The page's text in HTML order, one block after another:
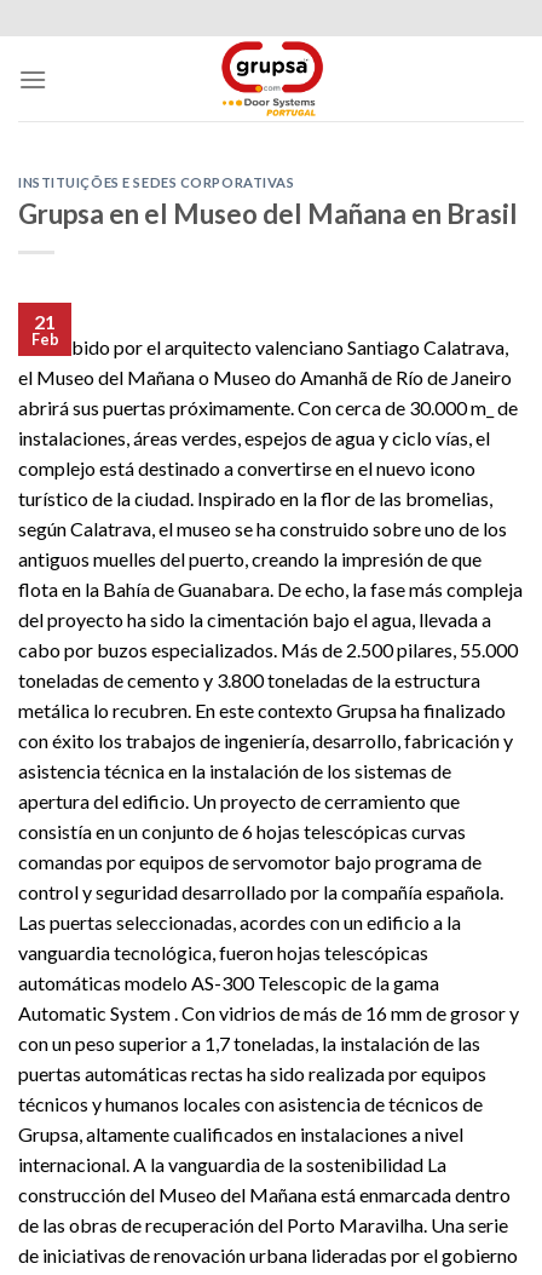
to
content
INSTITUIÇÕES E SEDES CORPORATIVAS
Grupsa en el Museo del Mañana en Brasil
21
Feb
Concebido por el arquitecto valenciano Santiago Calatrava,
el Museo del Mañana o Museo do Amanhã de Río de Janeiro
abrirá sus puertas próximamente. Con cerca de 30.000 m_ de
instalaciones, áreas verdes, espejos de agua y ciclo vías, el
complejo está destinado a convertirse en el nuevo icono
turístico de la ciudad. Inspirado en la flor de las bromelias,
según Calatrava, el museo se ha construido sobre uno de los
antiguos muelles del puerto, creando la impresión de que
flota en la Bahía de Guanabara. De echo, la fase más compleja
del proyecto ha sido la cimentación bajo el agua, llevada a
cabo por buzos especializados. Más de 2.500 pilares, 55.000
toneladas de cemento y 3.800 toneladas de la estructura
metálica lo recubren. En este contexto Grupsa ha finalizado
con éxito los trabajos de ingeniería, desarrollo, fabricación y
asistencia técnica en la instalación de los sistemas de
apertura del edificio. Un proyecto de cerramiento que
consistía en un conjunto de 6 hojas telescópicas curvas
comandas por equipos de servomotor bajo programa de
control y seguridad desarrollado por la compañía española.
Las puertas seleccionadas, acordes con un edificio a la
vanguardia tecnológica, fueron hojas telescópicas
automáticas modelo AS-300 Telescopic de la gama
Automatic System . Con vidrios de más de 16 mm de grosor y
con un peso superior a 1,7 toneladas, la instalación de las
puertas automáticas rectas ha sido realizada por equipos
técnicos y humanos locales con asistencia de técnicos de
Grupsa, altamente cualificados en instalaciones a nivel
internacional. A la vanguardia de la sostenibilidad La
construcción del Museo del Mañana está enmarcada dentro
de las obras de recuperación del Porto Maravilha. Una serie
de iniciativas de renovación urbana lideradas por el gobierno